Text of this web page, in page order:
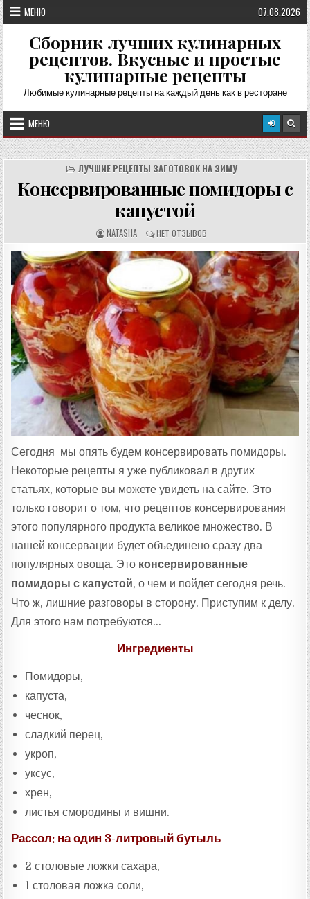
Перейти
к
содержимому
МЕНЮ 07.08.2026
Сборник лучших кулинарных
рецептов. Вкусные и простые
кулинарные рецепты
Любимые кулинарные рецепты на каждый день как в ресторане
МЕНЮ
ЛУЧШИЕ РЕЦЕПТЫ ЗАГОТОВОК НА ЗИМУ
Консервированные помидоры с
капустой
А
В
Т
О
Р
Р
Е
Ц
Е
П
Т
А
:
NATASHA О
Т
З
Ы
В
НЕТ ОТЗЫВОВ
Сегодня мы опять будем консервировать помидоры.
Некоторые рецепты я уже публиковал в других
статьях, которые вы можете увидеть на сайте. Это
только говорит о том, что рецептов консервирования
этого популярного продукта великое множество. В
нашей консервации будет объединено сразу два
популярных овоща. Это консервированные
помидоры с капустой, о чем и пойдет сегодня речь.
Что ж, лишние разговоры в сторону. Приступим к делу.
Для этого нам потребуются…
Ингредиенты
Помидоры,
капуста,
чеснок,
сладкий перец,
укроп,
уксус,
хрен,
листья смородины и вишни.
Рассол: на один 3-литровый бутыль
2 столовые ложки сахара,
1 столовая ложка соли,